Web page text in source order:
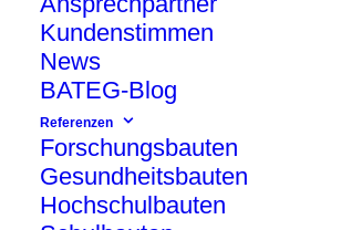
Kundenstimmen
News
BATEG-Blog
Referenzen
Forschungsbauten
Gesundheitsbauten
Hochschulbauten